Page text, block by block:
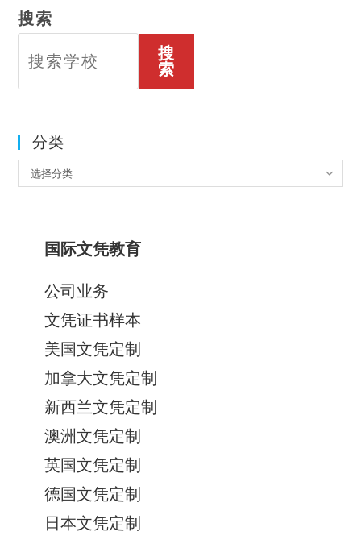
搜索
搜
索
分类
类
选择分类
国际文凭教育
公司业务
文凭证书样本
美国文凭定制
加拿大文凭定制
新西兰文凭定制
澳洲文凭定制
英国文凭定制
德国文凭定制
日本文凭定制